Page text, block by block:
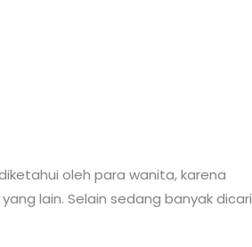
oleh para wanita, karena
lain. Selain sedang banyak dicari